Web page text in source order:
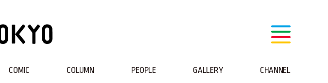
COMIC COLUMN PEOPLE GALLERY CHANNEL